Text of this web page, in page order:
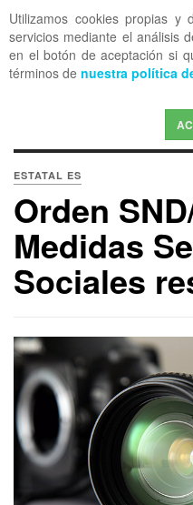
Utilizamos cookies propias y
servicios mediante el análisis
en el botón de aceptación si
términos de nuestra política
OFF CANVAS
ESTATAL ES
Orden
Medidas
Sociales